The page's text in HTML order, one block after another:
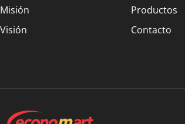
Misión
Visión
Productos
Contacto